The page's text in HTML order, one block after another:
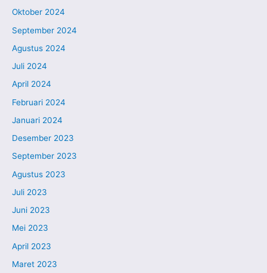
Oktober 2024
September 2024
Agustus 2024
Juli 2024
April 2024
Februari 2024
Januari 2024
Desember 2023
September 2023
Agustus 2023
Juli 2023
Juni 2023
Mei 2023
April 2023
Maret 2023